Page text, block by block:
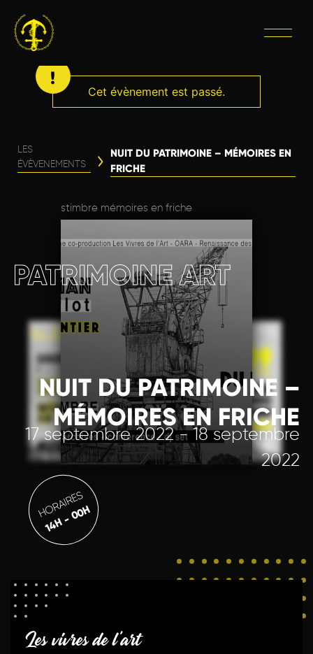
Cet évènement est passé.
LES
ÉVÈVENEMENTS
NUIT DU PATRIMOINE – MÉMOIRES EN
FRICHE
stimbre mémoires en friche
NUIT DU PATRIMOINE –
MÉMOIRES EN FRICHE
17 septembre 2022 - 18 septembre
2022
PATRIMOINE ART
HORAIRES
14H - 00H
Les vivres de l'art